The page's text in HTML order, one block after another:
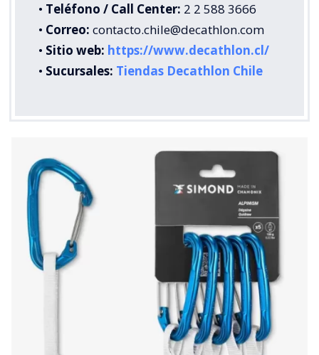
• Teléfono / Call Center: 2 2 588 3666
• Correo: contacto.chile@decathlon.com
• Sitio web: https://www.decathlon.cl/
• Sucursales: Tiendas Decathlon Chile